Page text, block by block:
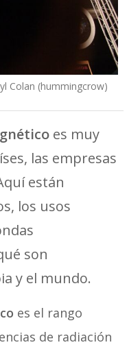
Colan (hummingcrow)
es muy
las empresas
están
los usos
son
y el mundo.
es el rango
de radiación